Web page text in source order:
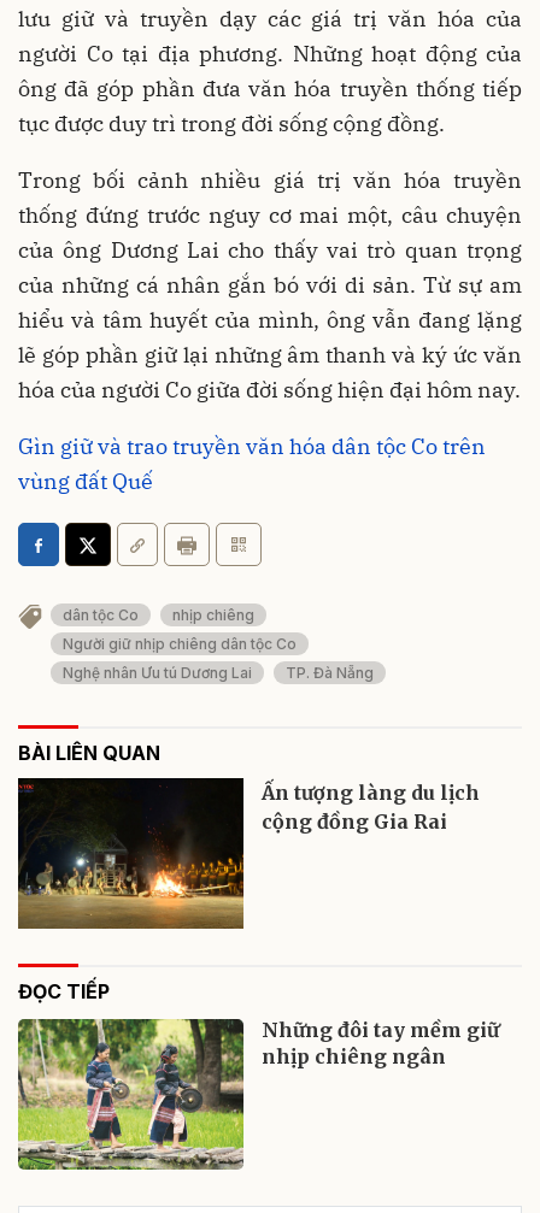
lưu giữ và truyền dạy các giá trị văn hóa của
người Co tại địa phương. Những hoạt động của
ông đã góp phần đưa văn hóa truyền thống tiếp
tục được duy trì trong đời sống cộng đồng.
Trong bối cảnh nhiều giá trị văn hóa truyền
thống đứng trước nguy cơ mai một, câu chuyện
của ông Dương Lai cho thấy vai trò quan trọng
của những cá nhân gắn bó với di sản. Từ sự am
hiểu và tâm huyết của mình, ông vẫn đang lặng
lẽ góp phần giữ lại những âm thanh và ký ức văn
hóa của người Co giữa đời sống hiện đại hôm nay.
Gìn giữ và trao truyền văn hóa dân tộc Co trên
vùng đất Quế
dân tộc Co
nhịp chiêng
Người giữ nhịp chiêng dân tộc Co
Nghệ nhân Ưu tú Dương Lai
TP. Đà Nẵng
BÀI LIÊN QUAN
Ấn tượng làng du lịch
cộng đồng Gia Rai
ĐỌC TIẾP
Những đôi tay mềm giữ
nhịp chiêng ngân